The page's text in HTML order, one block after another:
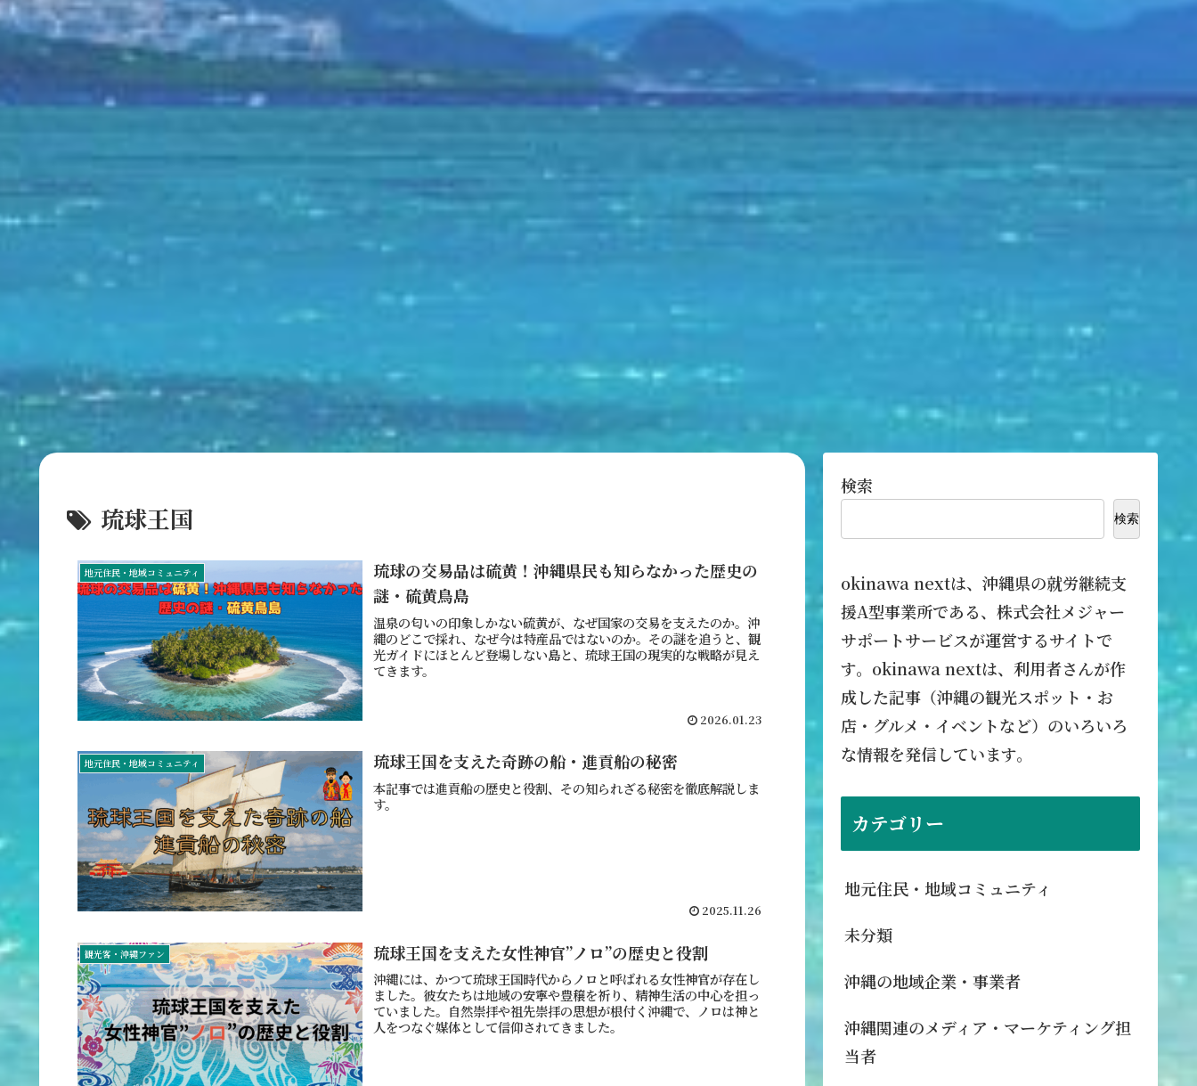
琉球王国
地元住民・地域コミュニティ
琉球の交易品は硫黄！沖縄県民も知らなかった歴史の
謎・硫黄鳥島
温泉の匂いの印象しかない硫黄が、なぜ国家の交易を支えたのか。沖
縄のどこで採れ、なぜ今は特産品ではないのか。その謎を追うと、観
光ガイドにほとんど登場しない島と、琉球王国の現実的な戦略が見え
てきます。
2026.01.23
地元住民・地域コミュニティ 琉球王国を支えた奇跡の船・進貢船の秘密
本記事では進貢船の歴史と役割、その知られざる秘密を徹底解説しま
す。
2025.11.26
観光客・沖縄ファン 琉球王国を支えた女性神官”ノロ”の歴史と役割
沖縄には、かつて琉球王国時代からノロと呼ばれる女性神官が存在し
ました。彼女たちは地域の安寧や豊穣を祈り、精神生活の中心を担っ
ていました。自然崇拝や祖先崇拝の思想が根付く沖縄で、ノロは神と
人をつなぐ媒体として信仰されてきました。
検索
検索
okinawa nextは、沖縄県の就労継続支
援A型事業所である、株式会社メジャー
サポートサービスが運営するサイトで
す。okinawa nextは、利用者さんが作
成した記事（沖縄の観光スポット・お
店・グルメ・イベントなど）のいろいろ
な情報を発信しています。
カテゴリー
地元住民・地域コミュニティ
未分類
沖縄の地域企業・事業者
沖縄関連のメディア・マーケティング担
当者